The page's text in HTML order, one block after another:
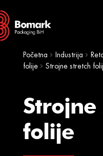
Skip
to
navigation
Skip
to
content
Početna Industrija
folije
Strojne stretch
Strojne
folije